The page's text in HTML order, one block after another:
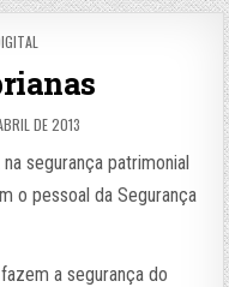
DE 2013
segurança patrimonial
o pessoal da Segurança
a segurança do